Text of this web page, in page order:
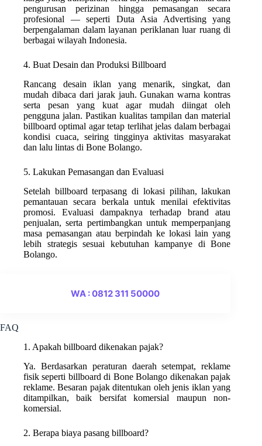
pengurusan perizinan hingga pemasangan secara
profesional — seperti Duta Asia Advertising yang
berpengalaman dalam layanan periklanan luar ruang di
berbagai wilayah Indonesia.
4. Buat Desain dan Produksi Billboard
Rancang desain iklan yang menarik, singkat, dan
mudah dibaca dari jarak jauh. Gunakan warna kontras
serta pesan yang kuat agar mudah diingat oleh
pengguna jalan. Pastikan kualitas tampilan dan material
billboard optimal agar tetap terlihat jelas dalam berbagai
kondisi cuaca, seiring tingginya aktivitas masyarakat
dan lalu lintas di Bone Bolango.
5. Lakukan Pemasangan dan Evaluasi
Setelah billboard terpasang di lokasi pilihan, lakukan
pemantauan secara berkala untuk menilai efektivitas
promosi. Evaluasi dampaknya terhadap brand atau
penjualan, serta pertimbangkan untuk memperpanjang
masa pemasangan atau berpindah ke lokasi lain yang
lebih strategis sesuai kebutuhan kampanye di Bone
Bolango.
WA : 0812 311 50000
FAQ
1. Apakah billboard dikenakan pajak?
Ya. Berdasarkan peraturan daerah setempat, reklame
fisik seperti billboard di Bone Bolango dikenakan pajak
reklame. Besaran pajak ditentukan oleh jenis iklan yang
ditampilkan, baik bersifat komersial maupun non-
komersial.
2. Berapa biaya pasang billboard?